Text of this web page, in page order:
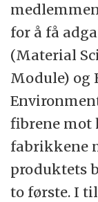
for å få
(Material
Module) og
fibrene mot
fabrikkene
produktets
to første. I